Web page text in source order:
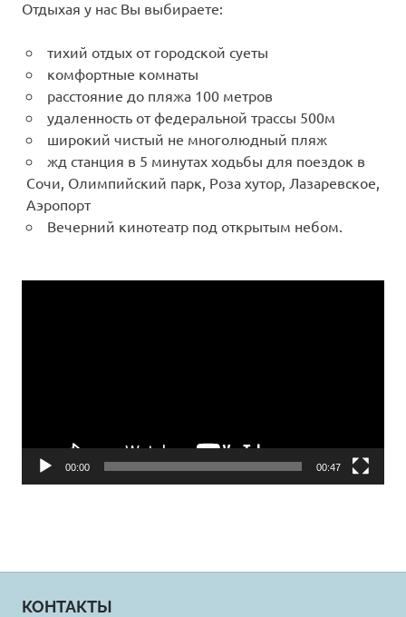
Отдыхая у нас Вы выбираете:
тихий отдых от городской суеты
комфортные комнаты
расстояние до пляжа 100 метров
удаленность от федеральной трассы 500м
широкий чистый не многолюдный пляж
жд станция в 5 минутах ходьбы для поездок в
Сочи, Олимпийский парк, Роза хутор, Лазаревское,
Аэропорт
Вечерний кинотеатр под открытым небом.
00:00 00:47
КОНТАКТЫ